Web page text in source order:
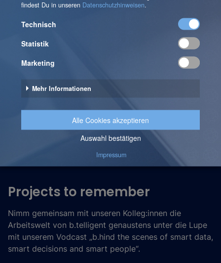
Wir bieten Dir ein Diensthandy, das privat genutzt
Unternehmenserfolg zu beteiligen.
Projects to remember
Nimm gemeinsam mit unseren Kolleg:innen die
Arbeitswelt von b.telligent genaustens unter die Lupe
mit unserem Vodcast „b.hind the scenes of smart data,
smart decisions and smart people“.